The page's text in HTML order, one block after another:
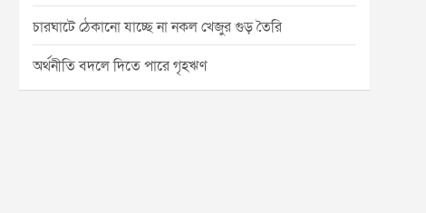
চারঘাটে ঠেকানো যাচ্ছে না নকল খেজুর গুড় তৈরি
অর্থনীতি বদলে দিতে পারে গৃহঋণ